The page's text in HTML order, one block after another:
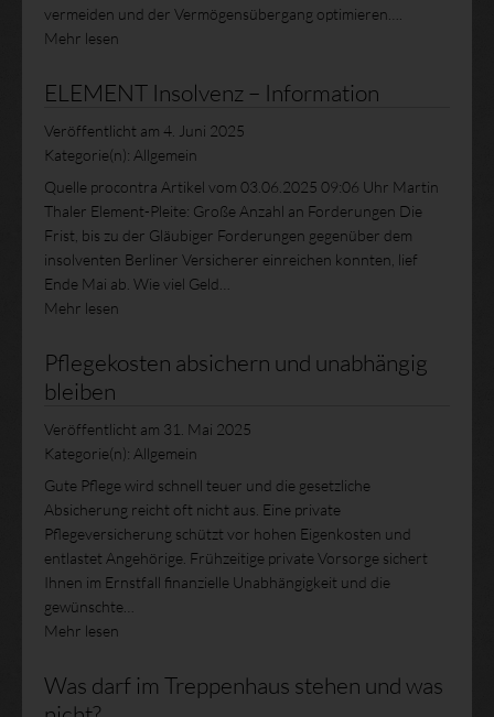
vermeiden und der Vermögensübergang optimieren….
Mehr lesen
ELEMENT Insolvenz – Information
Veröffentlicht am 4. Juni 2025
Kategorie(n): Allgemein
Quelle procontra Artikel vom 03.06.2025 09:06 Uhr Martin
Thaler Element-Pleite: Große Anzahl an Forderungen Die
Frist, bis zu der Gläubiger Forderungen gegenüber dem
insolventen Berliner Versicherer einreichen konnten, lief
Ende Mai ab. Wie viel Geld…
Mehr lesen
Pflegekosten absichern und unabhängig
bleiben
Veröffentlicht am 31. Mai 2025
Kategorie(n): Allgemein
Gute Pflege wird schnell teuer und die gesetzliche
Absicherung reicht oft nicht aus. Eine private
Pflegeversicherung schützt vor hohen Eigenkosten und
entlastet Angehörige. Frühzeitige private Vorsorge sichert
Ihnen im Ernstfall finanzielle Unabhängigkeit und die
gewünschte…
Mehr lesen
Was darf im Treppenhaus stehen und was